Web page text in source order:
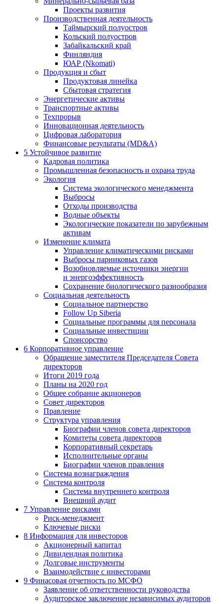
Проекты развития
Производственная деятельность
Таймырский полуостров
Кольский полуостров
Забайкальский край
Финляндия
ЮАР (Nkomati)
Продукция и сбыт
Продуктовая линейка
Сбытовая стратегия
Энергетические активы
Транспортные активы
Техпрорыв
Инновационная деятельность
Цифровая лаборатория
Финансовые результаты (MD&A)
5 Устойчивое развитие
Кадровая политика
Промышленная безопасность и охрана труда
Экология
Система экологического менеджмента
Выбросы
Отходы производства
Водные объекты
Экологические показатели по зарубежным
активам
Изменение климата
Управление климатическими рисками
Выбросы парниковых газов
Возобновляемые источники энергии
и энергоэффективность
Сохранение биологического разнообразия
Социальная деятельность
Социальное партнерство
Follow Up Siberia
Социальные программы для персонала
Социальные инвестиции
Спонсорство
6 Корпоративное управление
Обращение заместителя Председателя Совета
директоров
Итоги 2019 года
Планы на 2020 год
Общее собрание акционеров
Совет директоров
Правление
Структура управления
Биографии членов совета директоров
Комитеты совета директоров
Корпоративный секретарь
Исполнительные органы
Биографии членов правления
Система вознаграждения
Система контроля
Система внутреннего контроля
Внешний аудит
7 Управление рисками
Риск-менеджмент
Ключевые риски
8 Информация для инвесторов
Акционерный капитал
Дивидендная политика
Долговые инструменты
Взаимодействие с инвеcторами
9 Финасовая отчетность по МСФО
Заявление об ответственности руководства
Аудиторское заключение независимых аудиторов